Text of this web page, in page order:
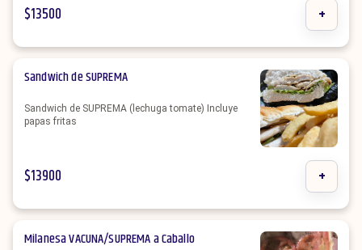
$13500 +
Sandwich de SUPREMA
Sandwich de SUPREMA (lechuga tomate) Incluye
papas fritas
$13900 +
Milanesa VACUNA/SUPREMA a Caballo